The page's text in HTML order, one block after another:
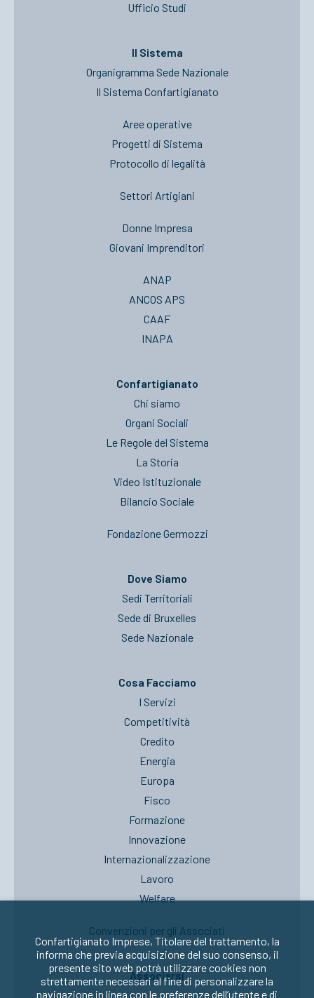
Ufficio Studi
Il Sistema
Organigramma Sede Nazionale
Il Sistema Confartigianato
Aree operative
Progetti di Sistema
Protocollo di legalità
Settori Artigiani
Donne Impresa
Giovani Imprenditori
ANAP
ANCOS APS
CAAF
INAPA
Confartigianato
Chi siamo
Organi Sociali
Le Regole del Sistema
La Storia
Video Istituzionale
Bilancio Sociale
Fondazione Germozzi
Dove Siamo
Sedi Territoriali
Sede di Bruxelles
Sede Nazionale
Cosa Facciamo
I Servizi
Competitività
Credito
Energia
Europa
Fisco
Formazione
Innovazione
Internazionalizzazione
Lavoro
Welfare
Convenzioni per gli Associati
Associarsi
Confartigianato Imprese, Titolare del trattamento, la
informa che previa acquisizione del suo consenso, il
presente sito web potrà utilizzare cookies non
strettamente necessari al fine di personalizzare la
navigazione in linea con le preferenze dell’utente e di